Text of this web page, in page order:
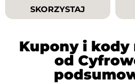
SKORZYSTAJ
Kupony i kody
od